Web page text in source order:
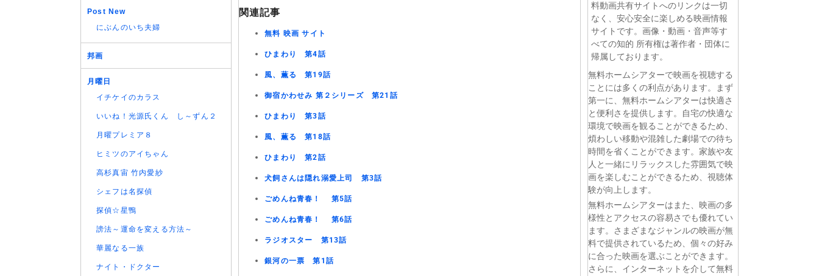
関連記事
無料 映画 サイト
ひまわり 第4話
風、薫る 第19話
御宿かわせみ 第２シリーズ 第21話
ひまわり 第3話
風、薫る 第18話
ひまわり 第2話
犬飼さんは隠れ溺愛上司 第3話
ごめんね青春！ 第5話
ごめんね青春！ 第6話
ラジオスター 第13話
銀河の一票 第1話
料動画共有サイトへのリンクは一切
なく、安心安全に楽しめる映画情報
サイトです。画像・動画・音声等す
べての知的 所有権は著作者・団体に
帰属しております。
無料ホームシアターで映画を視聴する
ことには多くの利点があります。まず
第一に、無料ホームシアターは快適さ
と便利さを提供します。自宅の快適な
環境で映画を観ることができるため、
煩わしい移動や混雑した劇場での待ち
時間を省くことができます。家族や友
人と一緒にリラックスした雰囲気で映
画を楽しむことができるため、視聴体
験が向上します。
無料ホームシアターはまた、映画の多
様性とアクセスの容易さでも優れてい
ます。さまざまなジャンルの映画が無
料で提供されているため、個々の好み
に合った映画を選ぶことができます。
さらに、インターネットを介して無料
Post New
にぶんのいち夫婦
邦画
月曜日
イチケイのカラス
いいね！光源氏くん し～ずん２
月曜プレミア８
ヒミツのアイちゃん
高杉真宙 竹内愛紗
シェフは名探偵
探偵☆星鴨
謗法～運命を変える方法～
華麗なる一族
ナイト・ドクター